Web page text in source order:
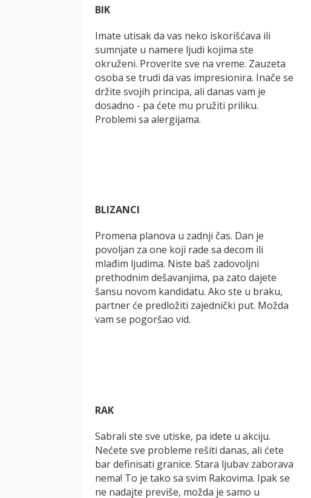
BIK
Imate utisak da vas neko iskorišćava ili
sumnjate u namere ljudi kojima ste
okruženi. Proverite sve na vreme. Zauzeta
osoba se trudi da vas impresionira. Inače se
držite svojih principa, ali danas vam je
dosadno - pa ćete mu pružiti priliku.
Problemi sa alergijama.
BLIZANCI
Promena planova u zadnji čas. Dan je
povoljan za one koji rade sa decom ili
mlađim ljudima. Niste baš zadovoljni
prethodnim dešavanjima, pa zato dajete
šansu novom kandidatu. Ako ste u braku,
partner će predložiti zajednički put. Možda
vam se pogoršao vid.
RAK
Sabrali ste sve utiske, pa idete u akciju.
Nećete sve probleme rešiti danas, ali ćete
bar definisati granice. Stara ljubav zaborava
nema! To je tako sa svim Rakovima. Ipak se
ne nadajte previše, možda je samo u